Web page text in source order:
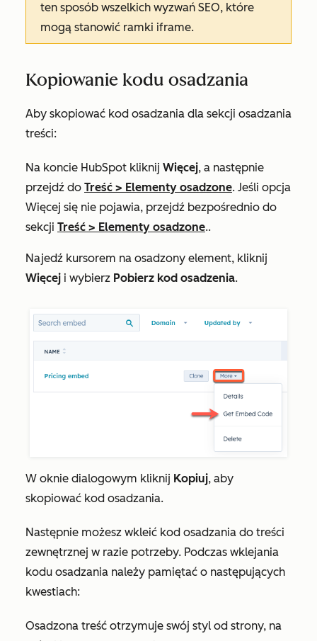
ten sposób wszelkich wyzwań SEO, które
mogą stanowić ramki iframe.
Kopiowanie kodu osadzania
Aby skopiować kod osadzania dla sekcji osadzania
treści:
Na koncie HubSpot kliknij Więcej, a następnie
przejdź do Treść > Elementy osadzone. Jeśli opcja
Więcej się nie pojawia, przejdź bezpośrednio do
sekcji Treść > Elementy osadzone..
Najedź kursorem na osadzony element, kliknij
Więcej i wybierz Pobierz kod osadzenia.
W oknie dialogowym kliknij Kopiuj, aby
skopiować kod osadzania.
Następnie możesz wkleić kod osadzania do treści
zewnętrznej w razie potrzeby. Podczas wklejania
kodu osadzania należy pamiętać o następujących
kwestiach:
Osadzona treść otrzymuje swój styl od strony, na